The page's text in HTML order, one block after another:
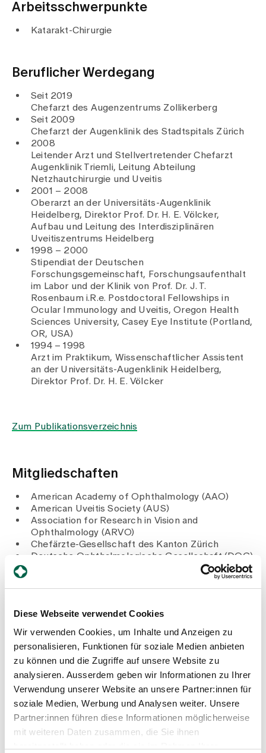
Diese Webseite verwendet Cookies
Wir verwenden Cookies, um Inhalte und Anzeigen zu
personalisieren, Funktionen für soziale Medien anbieten
zu können und die Zugriffe auf unsere Website zu
analysieren. Ausserdem geben wir Informationen zu Ihrer
Verwendung unserer Website an unsere Partner:innen für
soziale Medien, Werbung und Analysen weiter. Unsere
Partner:innen führen diese Informationen möglicherweise
mit weiteren Daten zusammen, die Sie ihnen
Arbeitsschwerpunkte
Katarakt-Chirurgie
Beruflicher Werdegang
Seit 2019
Chefarzt des Augenzentrums Zollikerberg
Seit 2009
Chefarzt der Augenklinik des Stadtspitals Zürich
2008
Leitender Arzt und Stellvertretender Chefarzt
Augenklinik Triemli, Leitung Abteilung
Netzhautchirurgie und Uveitis
2001 – 2008
Oberarzt an der Universitäts-Augenklinik
Heidelberg, Direktor Prof. Dr. H. E. Völcker,
Aufbau und Leitung des Interdisziplinären
Uveitiszentrums Heidelberg
1998 – 2000
Stipendiat der Deutschen
Forschungsgemeinschaft, Forschungsaufenthalt
im Labor und der Klinik von Prof. Dr. J. T.
Rosenbaum i.R.e. Postdoctoral Fellowships in
Ocular Immunology and Uveitis, Oregon Health
Sciences University, Casey Eye Institute (Portland,
OR, USA)
1994 – 1998
Arzt im Praktikum, Wissenschaftlicher Assistent
an der Universitäts-Augenklinik Heidelberg,
Direktor Prof. Dr. H. E. Völcker
Zum Publikationsverzeichnis
Mitgliedschaften
American Academy of Ophthalmology (AAO)
American Uveitis Society (AUS)
Association for Research in Vision and
Ophthalmology (ARVO)
Chefärzte-Gesellschaft des Kanton Zürich
Deutsche Ophthalmologische Gesellschaft (DOG)
Deutsche Uveitis Arbeitsgemeinschaft (DUAG)
International Ocular Inflammation Society (IOIS)
International Uveitis Study Group (IUSG)
Schweizerische Ophthalmologische Gesellschaft
Swiss Vitreo-Retinal Group (SVRG)
Verband Schweizerischer Assistenz- und
Oberärztinnen und -ärzte (VSAO)
Verbindung der Schweizer Ärztinnen und Ärzte
(FMH)
Zürcher Ophthalmologische Gesellschaft (ZOG)